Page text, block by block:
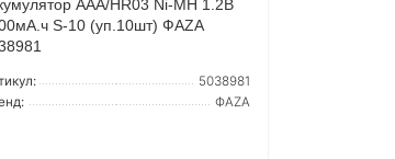
AAA/HR03 Ni-MH 1.2В
S-10 (уп.10шт) ФАZА
5038981
ФАZА